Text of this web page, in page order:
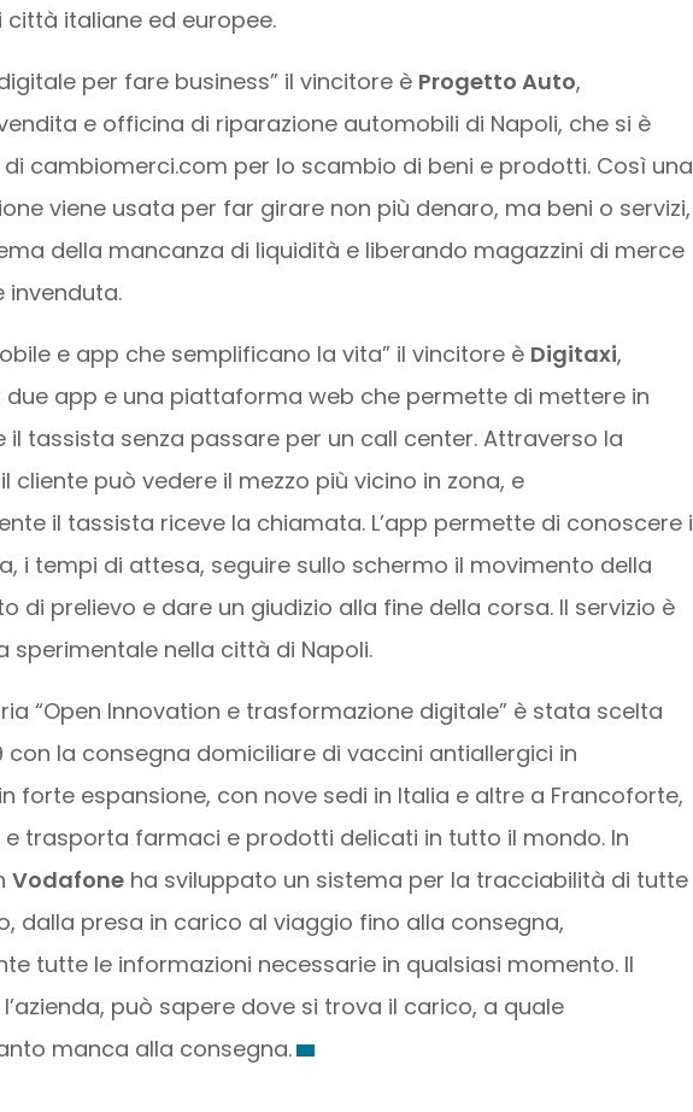
italiane ed europee.
per fare business” il vincitore è Progetto Auto,
e officina di riparazione automobili di Napoli, che si è
cambiomerci.com per lo scambio di beni e prodotti. Così una
viene usata per far girare non più denaro, ma beni o servizi,
della mancanza di liquidità e liberando magazzini di merce
invenduta.
e app che semplificano la vita” il vincitore è Digitaxi,
app e una piattaforma web che permette di mettere in
tassista senza passare per un call center. Attraverso la
cliente può vedere il mezzo più vicino in zona, e
il tassista riceve la chiamata. L’app permette di conoscere i
i tempi di attesa, seguire sullo schermo il movimento della
di prelievo e dare un giudizio alla fine della corsa. Il servizio è
sperimentale nella città di Napoli.
“Open Innovation e trasformazione digitale” è stata scelta
con la consegna domiciliare di vaccini antiallergici in
forte espansione, con nove sedi in Italia e altre a Francoforte,
e trasporta farmaci e prodotti delicati in tutto il mondo. In
Vodafoneha sviluppato un sistema per la tracciabilità di tutte
dalla presa in carico al viaggio fino alla consegna,
tutte le informazioni necessarie in qualsiasi momento. Il
può sapere dove si trova il carico, a quale
manca alla consegna.